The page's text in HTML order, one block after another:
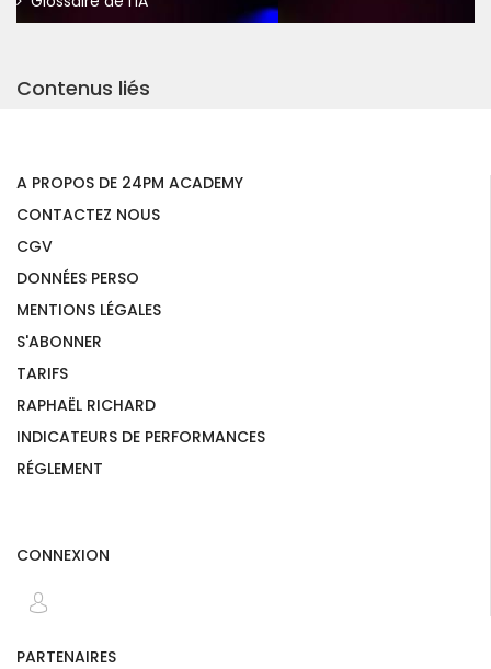
Contenus liés
A PROPOS DE 24PM ACADEMY
CONTACTEZ NOUS
CGV
DONNÉES PERSO
MENTIONS LÉGALES
S'ABONNER
TARIFS
RAPHAËL RICHARD
INDICATEURS DE PERFORMANCES
RÉGLEMENT
CONNEXION
PARTENAIRES